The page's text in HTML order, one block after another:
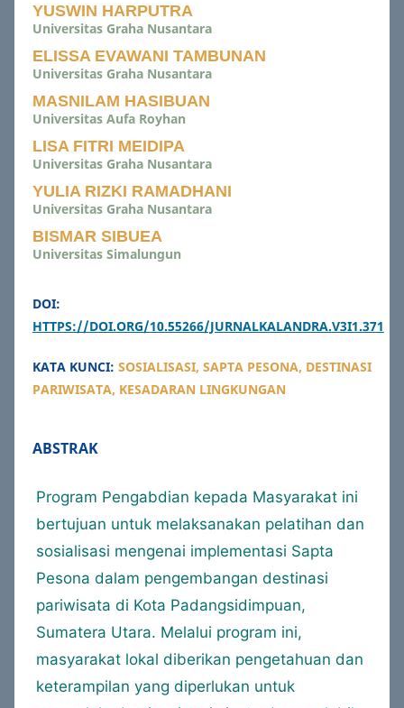
YUSWIN HARPUTRA
Universitas Graha Nusantara
ELISSA EVAWANI TAMBUNAN
Universitas Graha Nusantara
MASNILAM HASIBUAN
Universitas Aufa Royhan
LISA FITRI MEIDIPA
Universitas Graha Nusantara
YULIA RIZKI RAMADHANI
Universitas Graha Nusantara
BISMAR SIBUEA
Universitas Simalungun
DOI:
HTTPS://DOI.ORG/10.55266/JURNALKALANDRA.V3I1.371
KATA KUNCI: SOSIALISASI, SAPTA PESONA, DESTINASI
PARIWISATA, KESADARAN LINGKUNGAN
ABSTRAK
Program Pengabdian kepada Masyarakat ini
bertujuan untuk melaksanakan pelatihan dan
sosialisasi mengenai implementasi Sapta
Pesona dalam pengembangan destinasi
pariwisata di Kota Padangsidimpuan,
Sumatera Utara. Melalui program ini,
masyarakat lokal diberikan pengetahuan dan
keterampilan yang diperlukan untuk